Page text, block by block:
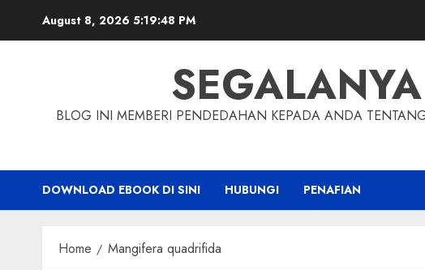
August 8, 2026 5:19:49 PM
BLOG INI MEMBERI PENDEDAHAN KEPADA ANDA
DOWNLOAD EBOOK DI SINI HUBUNGI PENAFIAN
Home Mangifera quadrifida